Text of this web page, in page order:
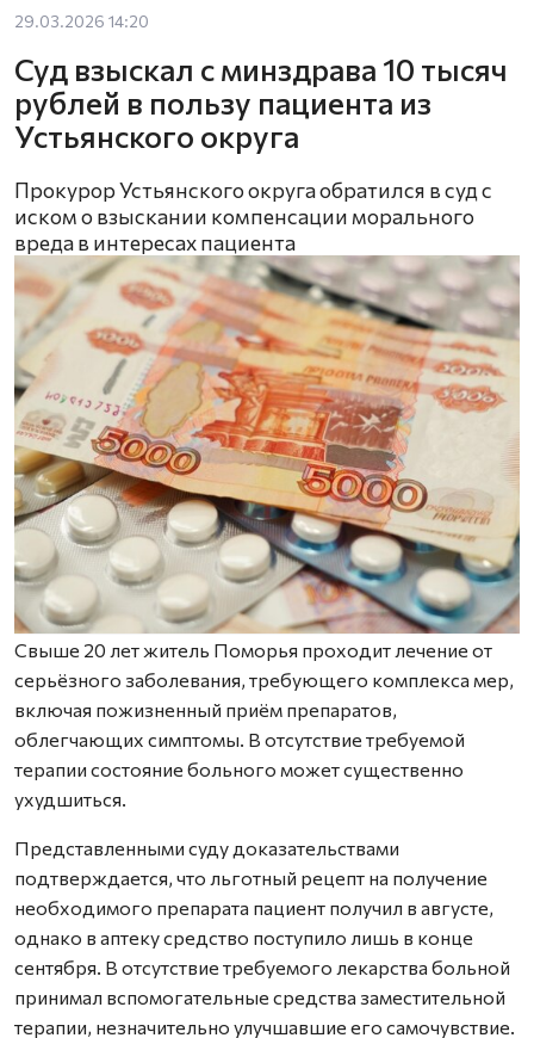
29.03.2026 14:20
Суд взыскал с минздрава 10 тысяч
рублей в пользу пациента из
Устьянского округа
Прокурор Устьянского округа обратился в суд с
иском о взыскании компенсации морального
вреда в интересах пациента
Свыше 20 лет житель Поморья проходит лечение от
серьёзного заболевания, требующего комплекса мер,
включая пожизненный приём препаратов,
облегчающих симптомы. В отсутствие требуемой
терапии состояние больного может существенно
ухудшиться.
Представленными суду доказа­тельст­вами
подтверждается, что льготный рецепт на получение
необходимого препарата пациент получил в августе,
однако в аптеку средство поступило лишь в конце
сентября. В отсутствие требуемого лекарства больной
принимал вспомогательные средства заместительной
терапии, незначительно улучшавшие его самочувствие.